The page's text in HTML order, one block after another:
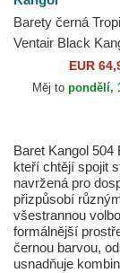
Barety černá
Ventair Black
EUR
Měj to pondělí,
Baret Kangol
kteří chtějí spojit
navržená pro
přizpůsobí
všestrannou
formálnější
černou barvou,
usnadňuje